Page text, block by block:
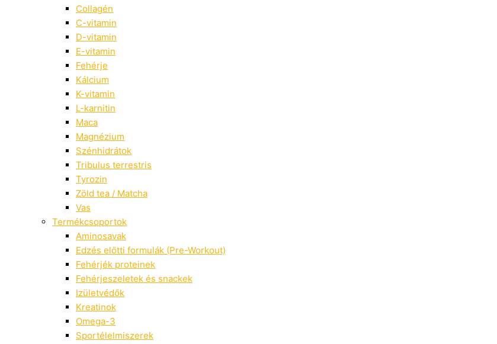
Collagén
C-vitamin
D-vitamin
E-vitamin
Fehérje
Kálcium
K-vitamin
L-karnitin
Maca
Magnézium
Szénhidrátok
Tribulus terrestris
Tyrozin
Zöld tea / Matcha
Vas
Termékcsoportok
Aminosavak
Edzés előtti formulák (Pre-Workout)
Fehérjék proteinek
Fehérjeszeletek és snackek
Izületvédők
Kreatinok
Omega-3
Sportélelmiszerek